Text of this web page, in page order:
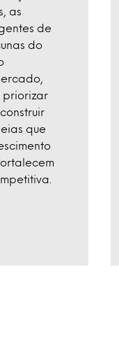
as
de
do
priorizar
que